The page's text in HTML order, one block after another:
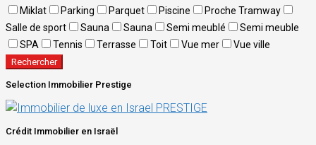
Miklat
Parking Parquet Piscine
Proche Tramway
Salle de sport
Sauna Sauna Semi meublé
Semi meuble
SPA
Tennis Terrasse Toit Vue mer Vue ville
Rechercher
Selection Immobilier Prestige
Crédit Immobilier en Israël